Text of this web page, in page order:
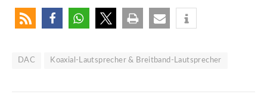
DAC Koaxial-Lautsprecher & Breitband-Lautsprecher